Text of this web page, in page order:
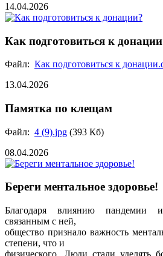
14.04.2026
Как подготовиться к
Файл: Как подготовиться к
13.04.2026
Памятка по клещам
Файл: 4 (9).jpg (393 Кб)
08.04.2026
Береги ментальное здоровье!
Благодаря влиянию пандемии
связанным с ней,
общество признало важность
степени, что и